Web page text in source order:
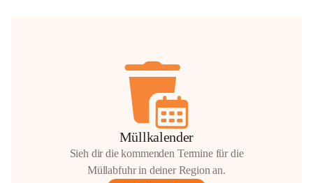
Müllkalender
Sieh dir die kommenden Termine für die
Müllabfuhr in deiner Region an.